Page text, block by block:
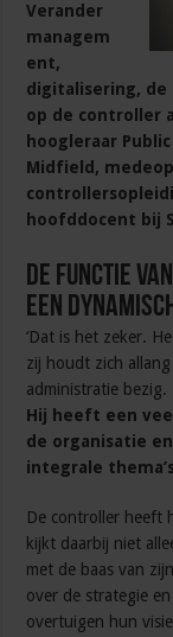
Verander
managem
ent,
digitalisering, de
op de controller
hoogleraar
Midfield,
hoofddocent bij
De functie
Een
‘Dat is het zeker.
zij houdt zich
administratie
Hij heeft een
de organisatie
integrale
De controller heeft
kijkt daarbij niet
met de baas van
over de strategie
overtuigen hun